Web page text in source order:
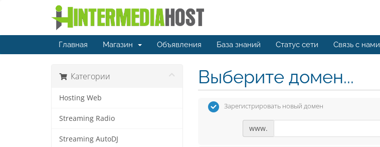
Главная Магазин Объявления База знаний Статус сети Связь с нами
Категории
Hosting Web
Streaming Radio
Streaming AutoDJ
Выберите домен...
Зарегистрировать новый домен
www.